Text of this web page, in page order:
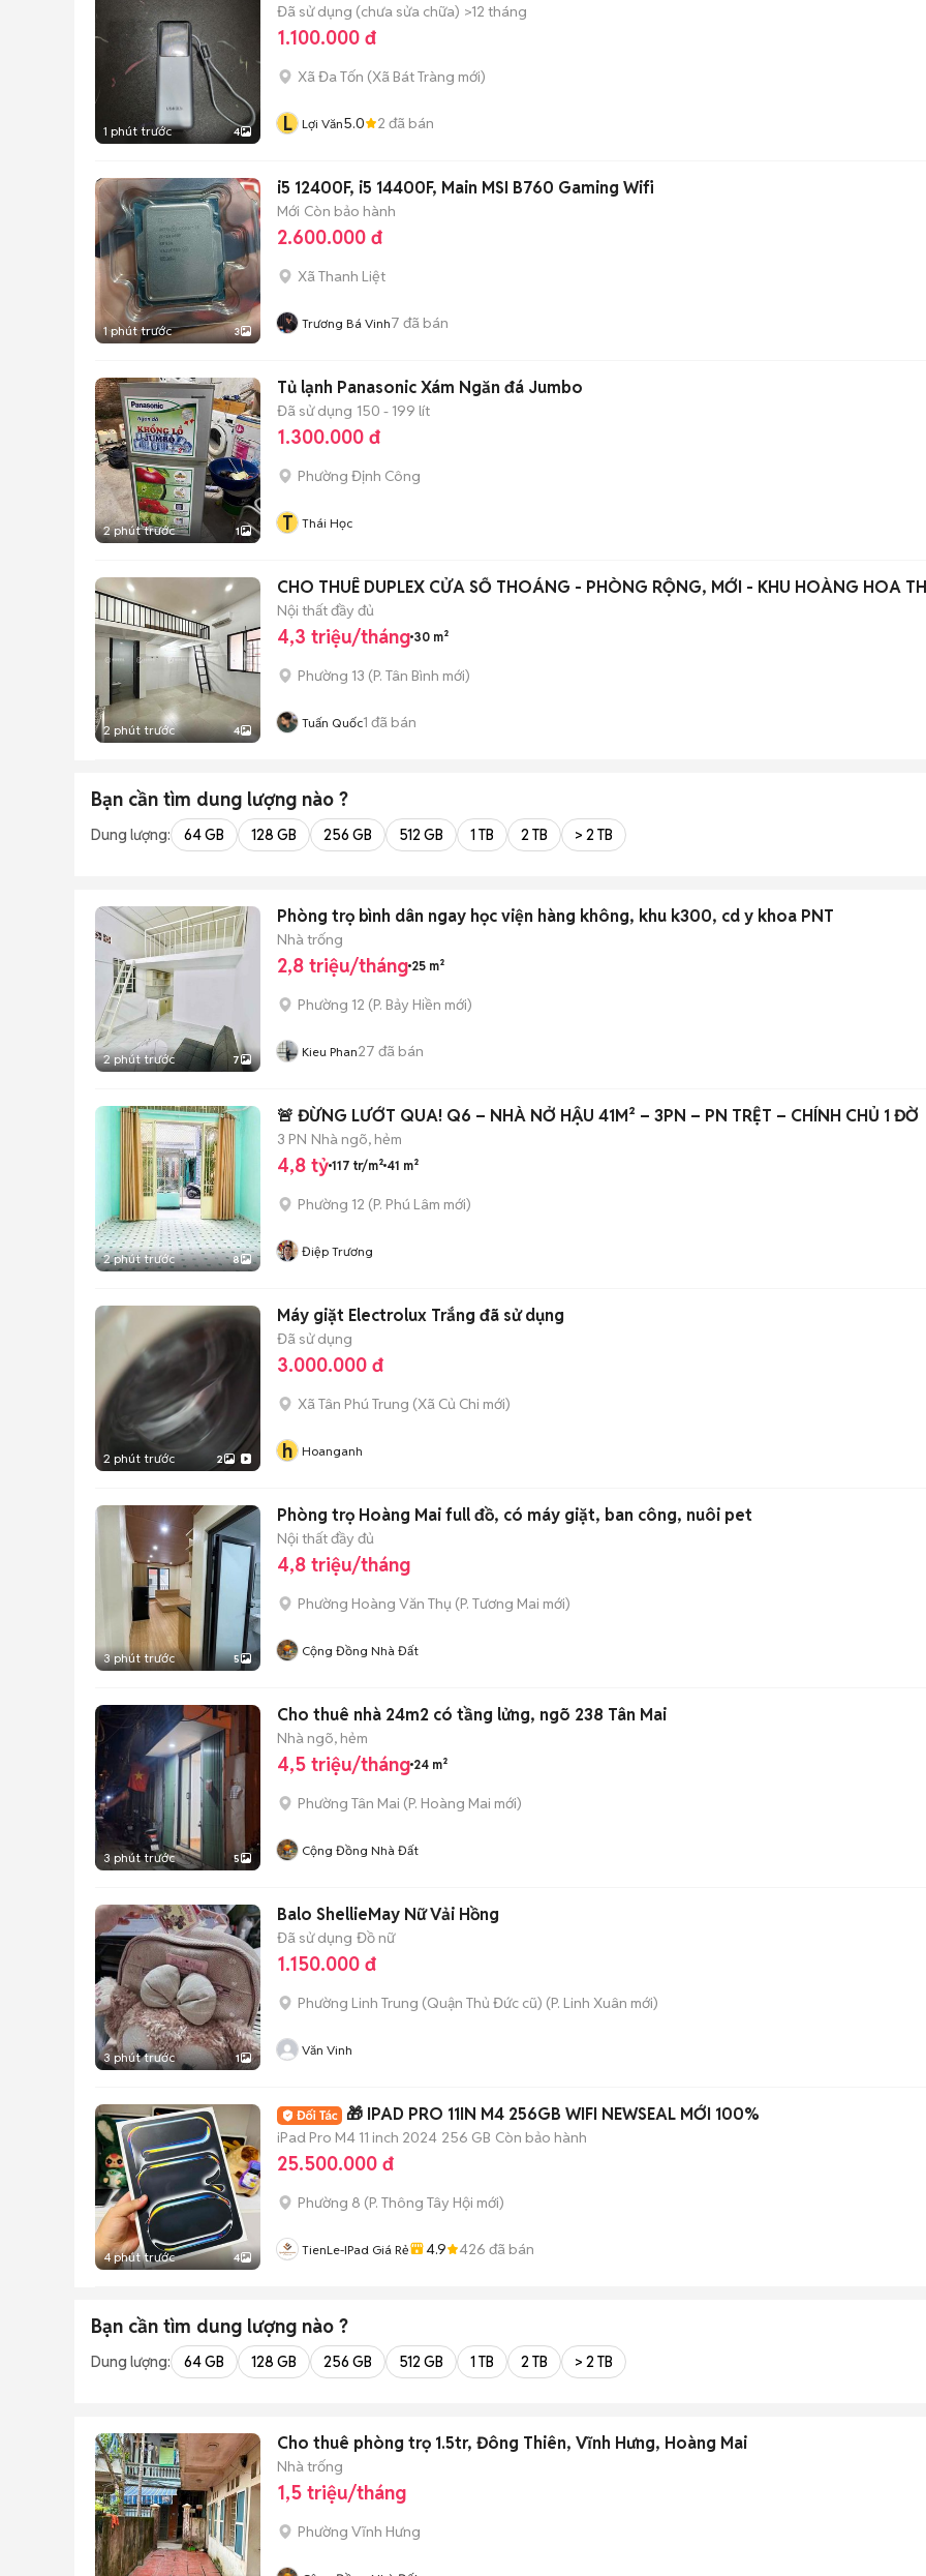
1 phút trước 4
Đã sử dụng (chưa sửa chữa) >12 tháng
1.100.000 đ
Xã Đa Tốn (Xã Bát Tràng mới)
L Lợi Văn5.0 2 đã bán
1 phút trước 3
i5 12400F, i5 14400F, Main MSI B760 Gaming Wifi
Mới Còn bảo hành
2.600.000 đ
Xã Thanh Liệt
Trương Bá Vinh7 đã bán
2 phút trước 1
Tủ lạnh Panasonic Xám Ngăn đá Jumbo
Đã sử dụng 150 - 199 lít
1.300.000 đ
Phường Định Công
T Thái Học
2 phút trước 4
CHO THUÊ DUPLEX CỬA SỔ THOÁNG - PHÒNG RỘNG, MỚI - KHU HOÀNG HOA
Nội thất đầy đủ
4,3 triệu/tháng 30 m²
Phường 13 (P. Tân Bình mới)
Tuấn Quốc1 đã bán
Bạn cần tìm dung lượng nào ?
Dung lượng: 64 GB 128 GB 256 GB 512 GB 1 TB 2 TB > 2 TB
2 phút trước 7
Phòng trọ bình dân ngay học viện hàng không, khu k300, cd y khoa PNT
Nhà trống
2,8 triệu/tháng 25 m²
Phường 12 (P. Bảy Hiền mới)
Kieu Phan27 đã bán
2 phút trước 8
🚨 ĐỪNG LƯỚT QUA! Q6 – NHÀ NỞ HẬU 41M² – 3PN – PN TRỆT – CHÍNH CHỦ 1 ĐỜ
3 PN Nhà ngõ, hẻm
4,8 tỷ 117 tr/m² 41 m²
Phường 12 (P. Phú Lâm mới)
Điệp Trương
2 phút trước 2
Máy giặt Electrolux Trắng đã sử dụng
Đã sử dụng
3.000.000 đ
Xã Tân Phú Trung (Xã Củ Chi mới)
h Hoanganh
3 phút trước 5
Phòng trọ Hoàng Mai full đồ, có máy giặt, ban công, nuôi pet
Nội thất đầy đủ
4,8 triệu/tháng
Phường Hoàng Văn Thụ (P. Tương Mai mới)
Cộng Đồng Nhà Đất
3 phút trước 5
Cho thuê nhà 24m2 có tầng lửng, ngõ 238 Tân Mai
Nhà ngõ, hẻm
4,5 triệu/tháng 24 m²
Phường Tân Mai (P. Hoàng Mai mới)
Cộng Đồng Nhà Đất
3 phút trước 1
Balo ShellieMay Nữ Vải Hồng
Đã sử dụng Đồ nữ
1.150.000 đ
Phường Linh Trung (Quận Thủ Đức cũ) (P. Linh Xuân mới)
Văn Vinh
4 phút trước 4
🎁 IPAD PRO 11IN M4 256GB WIFI NEWSEAL MỚI 100%
iPad Pro M4 11 inch 2024 256 GB Còn bảo hành
25.500.000 đ
Phường 8 (P. Thông Tây Hội mới)
TienLe-IPad Giá Rẻ 4.9 426 đã bán
Bạn cần tìm dung lượng nào ?
Dung lượng: 64 GB 128 GB 256 GB 512 GB 1 TB 2 TB > 2 TB
Cho thuê phòng trọ 1.5tr, Đông Thiên, Vĩnh Hưng, Hoàng Mai
Nhà trống
1,5 triệu/tháng
Phường Vĩnh Hưng